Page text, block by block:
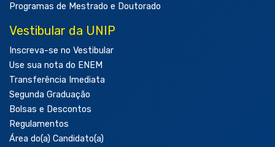
Programas de Mestrado e Doutorado
Vestibular da UNIP
Inscreva-se no Vestibular
Use sua nota do ENEM
Transferência Imediata
Segunda Graduação
Bolsas e Descontos
Regulamentos
Área do(a) Candidato(a)